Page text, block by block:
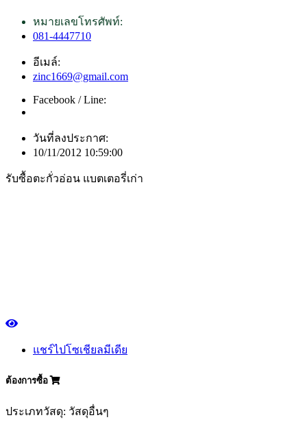
หมายเลขโทรศัพท์:
081-4447710
อีเมล์:
zinc1669@gmail.com
Facebook / Line:
วันที่ลงประกาศ:
10/11/2012 10:59:00
รับซื้อตะกั่วอ่อน แบตเตอรี่เก่า
แชร์ไปโซเชียลมีเดีย
ต้องการซื้อ
ประเภทวัสดุ: วัสดุอื่นๆ